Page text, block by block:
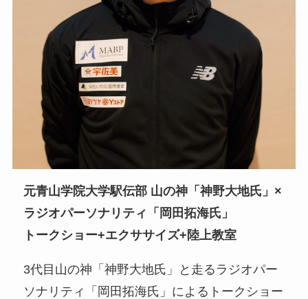
元青山学院大学駅伝部 山の神「神野大地氏」×
ラジオパーソナリティ「岡田拓海氏」
トークショー+エクササイズ+陸上教室
3代目山の神「神野大地氏」と走るラジオパー
ソナリティ「岡田拓海氏」によるトークショー